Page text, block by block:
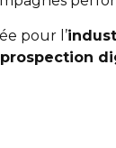
pour l’